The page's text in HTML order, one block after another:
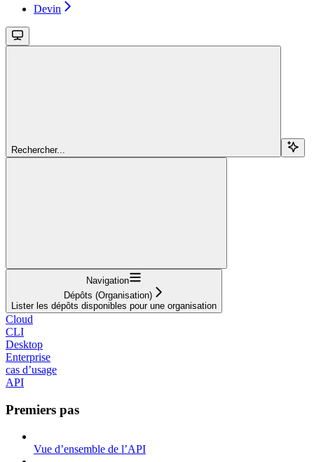
Devin
Rechercher...
Navigation
Dépôts (Organisation)
Lister les dépôts disponibles pour une organisation
Cloud
CLI
Desktop
Enterprise
cas d’usage
API
Premiers pas
Vue d’ensemble de l’API